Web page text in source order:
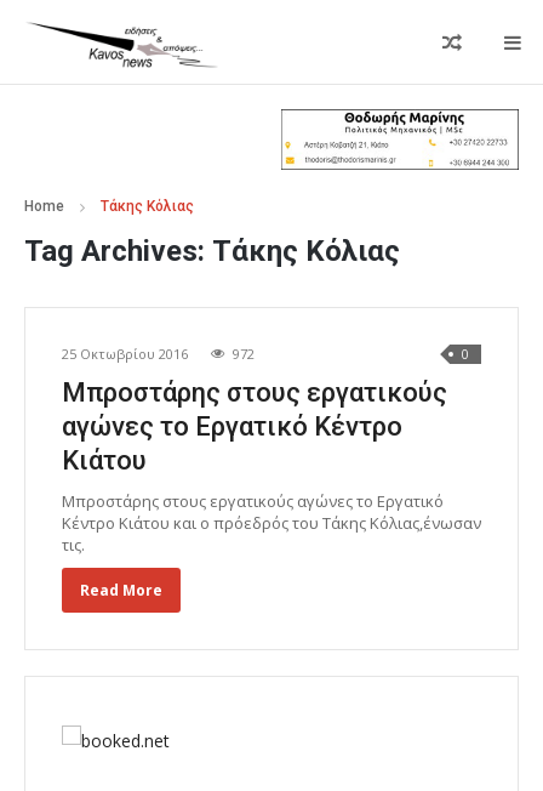
Home Τάκης Κόλιας
Tag Archives: Τάκης Κόλιας
25 Οκτωβρίου 2016 972 0
Μπροστάρης στους εργατικούς
αγώνες το Εργατικό Κέντρο
Κιάτου
Μπροστάρης στους εργατικούς αγώνες το Εργατικό
Κέντρο Κιάτου και ο πρόεδρός του Τάκης Κόλιας,ένωσαν
τις.
Read More